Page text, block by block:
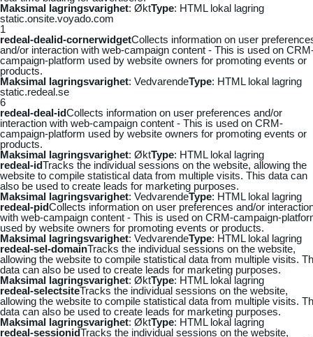
Maksimal lagringsvarighet: ØktType: HTML lokal lagring
static.onsite.voyado.com
1
redeal-dealid-cornerwidgetCollects information on user
and/or interaction with web-campaign content - This is used on
campaign-platform used by website owners for promoting events or
products.
Maksimal lagringsvarighet: VedvarendeType: HTML lokal lagring
static.redeal.se
6
redeal-deal-idCollects information on user preferences and/or
interaction with web-campaign content - This is used on CRM-
campaign-platform used by website owners for promoting events or
products.
Maksimal lagringsvarighet: ØktType: HTML lokal lagring
redeal-idTracks the individual sessions on the website, allowing the
website to compile statistical data from multiple visits. This data can
also be used to create leads for marketing purposes.
Maksimal lagringsvarighet: VedvarendeType: HTML lokal lagring
redeal-pidCollects information on user preferences and/or
with web-campaign content - This is used on CRM-campaign-
used by website owners for promoting events or products.
Maksimal lagringsvarighet: VedvarendeType: HTML lokal lagring
redeal-sel-domainTracks the individual sessions on the website,
allowing the website to compile statistical data from multiple visits.
data can also be used to create leads for marketing purposes.
Maksimal lagringsvarighet: ØktType: HTML lokal lagring
redeal-selectsiteTracks the individual sessions on the website,
allowing the website to compile statistical data from multiple visits.
data can also be used to create leads for marketing purposes.
Maksimal lagringsvarighet: ØktType: HTML lokal lagring
redeal-sessionidTracks the individual sessions on the website,